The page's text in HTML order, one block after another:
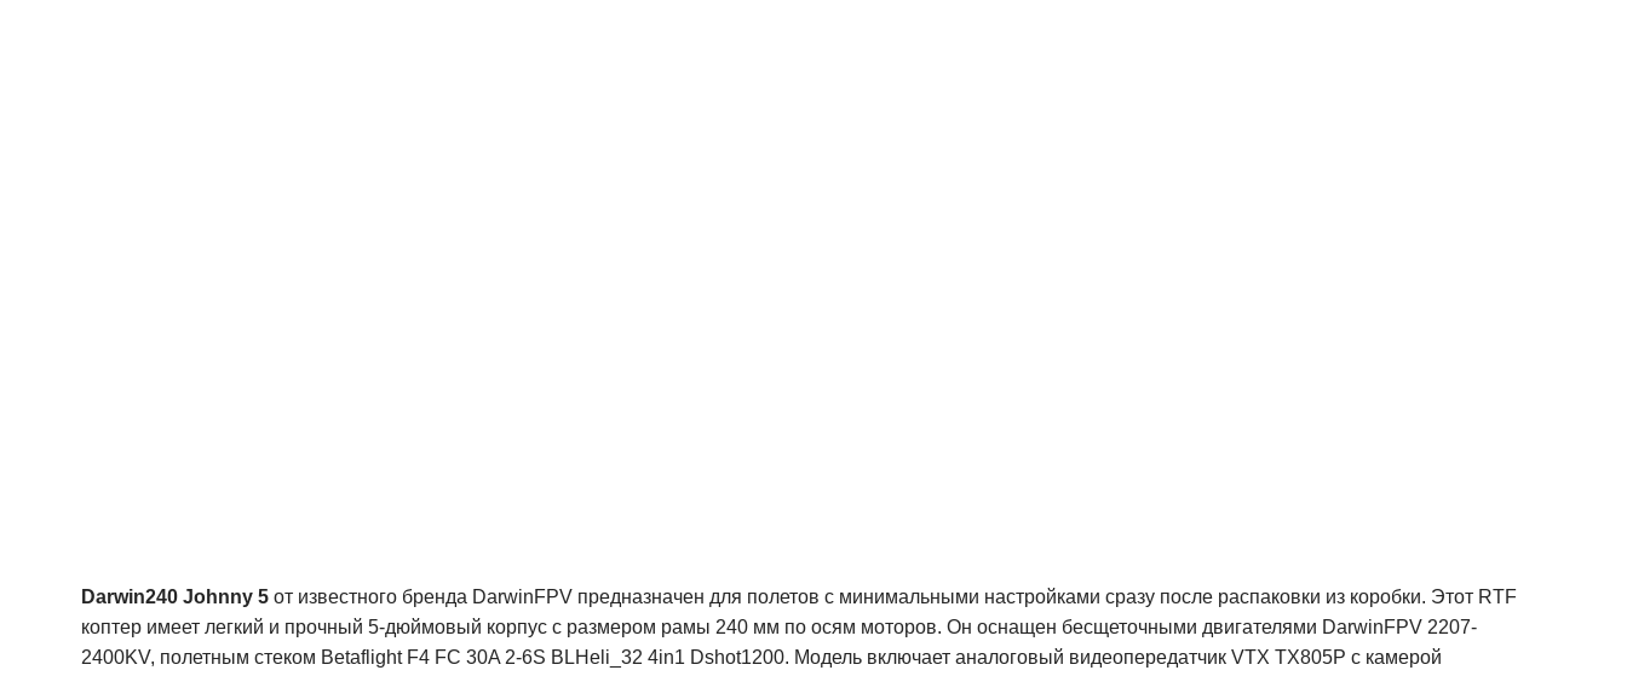
Darwin240 Johnny 5 от известного бренда DarwinFPV предназначен для полетов с минимальными настройками сразу после распаковки из коробки. Этот RTF
коптер имеет легкий и прочный 5-дюймовый корпус с размером рамы 240 мм по осям моторов. Он оснащен бесщеточными двигателями DarwinFPV 2207-
2400KV, полетным стеком Betaflight F4 FC 30A 2-6S BLHeli_32 4in1 Dshot1200. Модель включает аналоговый видеопередатчик VTX TX805P с камерой